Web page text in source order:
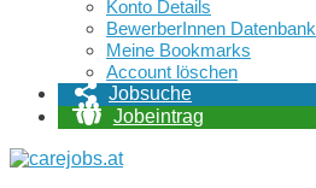
Konto Details
BewerberInnen Datenbank
Meine Bookmarks
Account löschen
Jobsuche
Jobeintrag